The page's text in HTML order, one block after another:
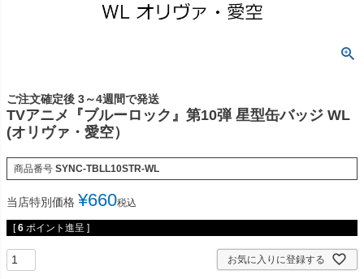
ご注文確定後 3～4週間で発送
TVアニメ『ブルーロック』第10弾 星型缶バッジ WL
(オリヴァ・愛空）
商品番号 SYNC-TBLL10STR-WL
当店特別価格 ¥660税込
[ 6 ポイント進呈 ]
お気に入りに登録する